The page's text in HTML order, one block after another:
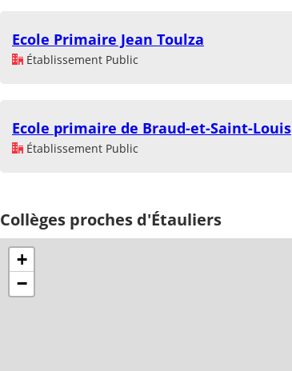
Ecole Primaire Jean Toulza
Établissement Public
Ecole primaire de Braud-et-Saint-Louis
Établissement Public
Collèges proches d'Étauliers
+
−